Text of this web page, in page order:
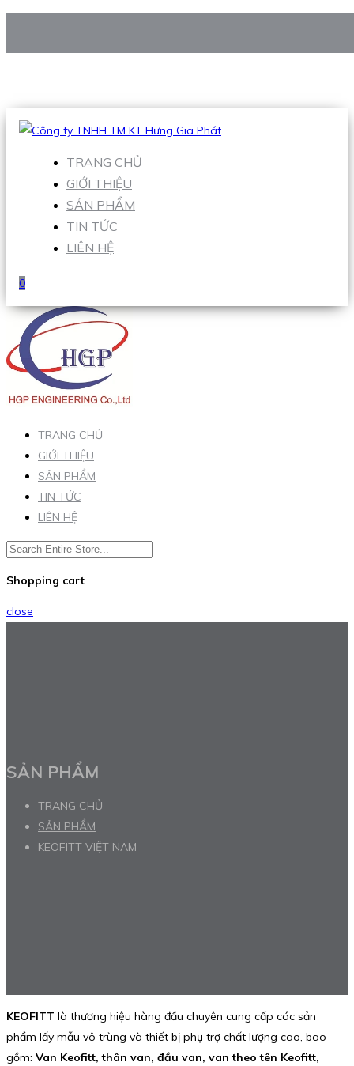
Hotline:0938 906 663
TRANG CHỦ
GIỚI THIỆU
SẢN PHẨM
TIN TỨC
LIÊN HỆ
0
TRANG CHỦ
GIỚI THIỆU
SẢN PHẨM
TIN TỨC
LIÊN HỆ
Shopping cart
close
SẢN PHẨM
TRANG CHỦ
SẢN PHẨM
KEOFITT VIỆT NAM
KEOFITT là thương hiệu hàng đầu chuyên cung cấp các sản
phẩm lấy mẫu vô trùng và thiết bị phụ trợ chất lượng cao, bao
gồm: Van Keofitt, thân van, đầu van, van theo tên Keofitt,